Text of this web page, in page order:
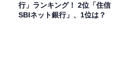
行」ランキング！ 2位「住信
SBIネット銀行」、1位は？